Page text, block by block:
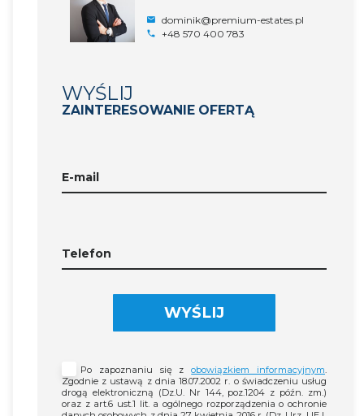
dominik@premium-estates.pl
+48 570 400 783
WYŚLIJ
ZAINTERESOWANIE OFERTĄ
E-mail
Telefon
WYŚLIJ
Po zapoznaniu się zobowiązkiem informacyjnym
Zgodnie z ustawą z dnia 18.07.2002 r. o świadczeniu usług
drogą elektroniczną (Dz.U. Nr 144, poz.1204 z późn. zm.)
oraz z art.6 ust.1 lit. a ogólnego rozporządzenia o ochronie